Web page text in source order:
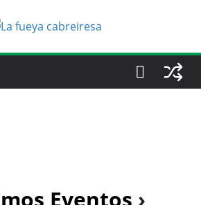
Eventos ›